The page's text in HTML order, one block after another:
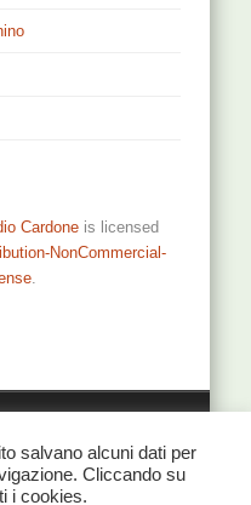
Cardone is licensed
NonCommercial-
.
salvano alcuni dati per
Cliccando su
i cookies.